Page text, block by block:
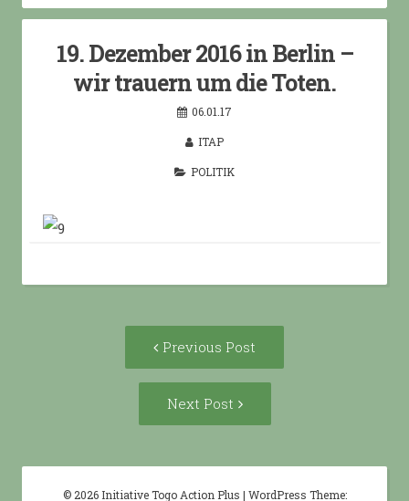
19. Dezember 2016 in Berlin –
wir trauern um die Toten.
06.01.17
ITAP
POLITIK
Previous Post
post:
Next Post
Post:
© 2026 Initiative Togo Action Plus | WordPress Theme: